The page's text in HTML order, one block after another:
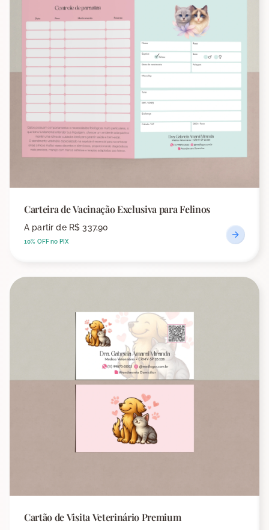
Carteira de Vacinação Exclusiva para Felinos
A partir de R$ 337,90
10% OFF no PIX
Cartão de Visita Veterinário Premium